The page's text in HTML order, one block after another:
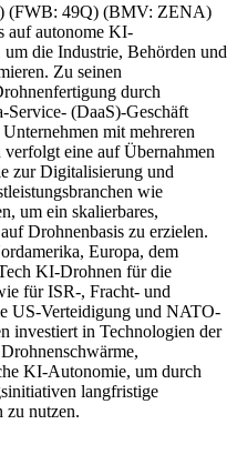
(FWB: 49Q) (BMV: ZENA)
auf autonome KI-
die Industrie, Behörden und
Zu seinen
durch
Service- (DaaS)-Geschäft
mit mehreren
eine auf Übernahmen
zur Digitalisierung und
wie
um ein skalierbares,
Drohnenbasis zu erzielen.
Europa, dem
KI-Drohnen für die
für ISR-, Fracht- und
US-Verteidigung und NATO-
investiert in Technologien der
KI-Autonomie, um durch
langfristige
zu nutzen.